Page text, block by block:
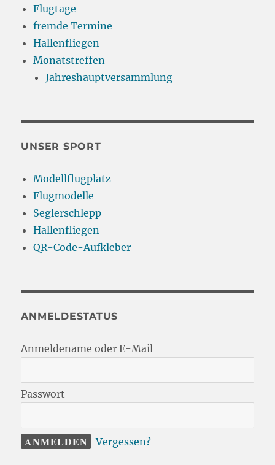
Flugtage
fremde Termine
Hallenfliegen
Monatstreffen
Jahreshauptversammlung
UNSER SPORT
Modellflugplatz
Flugmodelle
Seglerschlepp
Hallenfliegen
QR-Code-Aufkleber
ANMELDESTATUS
Anmeldename oder E-Mail
Passwort
Vergessen?